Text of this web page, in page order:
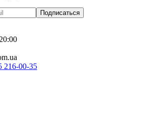
Подписаться
216-00-35